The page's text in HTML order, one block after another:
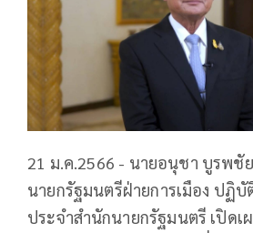
21 ม.ค.2566 - นายอนุชา บูรพชัย
นายกรัฐมนตรีฝ่ายการเมือง ปฏิ
ประจำสำนักนายกรัฐมนตรี เปิดเ